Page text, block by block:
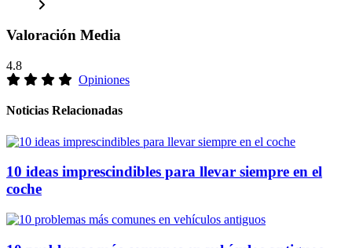
Valoración Media
4.8
Opiniones
Noticias Relacionadas
10 ideas imprescindibles para llevar siempre en el
coche